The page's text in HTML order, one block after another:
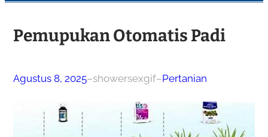
Pemupukan Otomatis Padi
Agustus 8, 2025–showersexgif–Pertanian